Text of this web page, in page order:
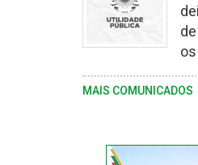
última
-
MAIS COMUNICADOS